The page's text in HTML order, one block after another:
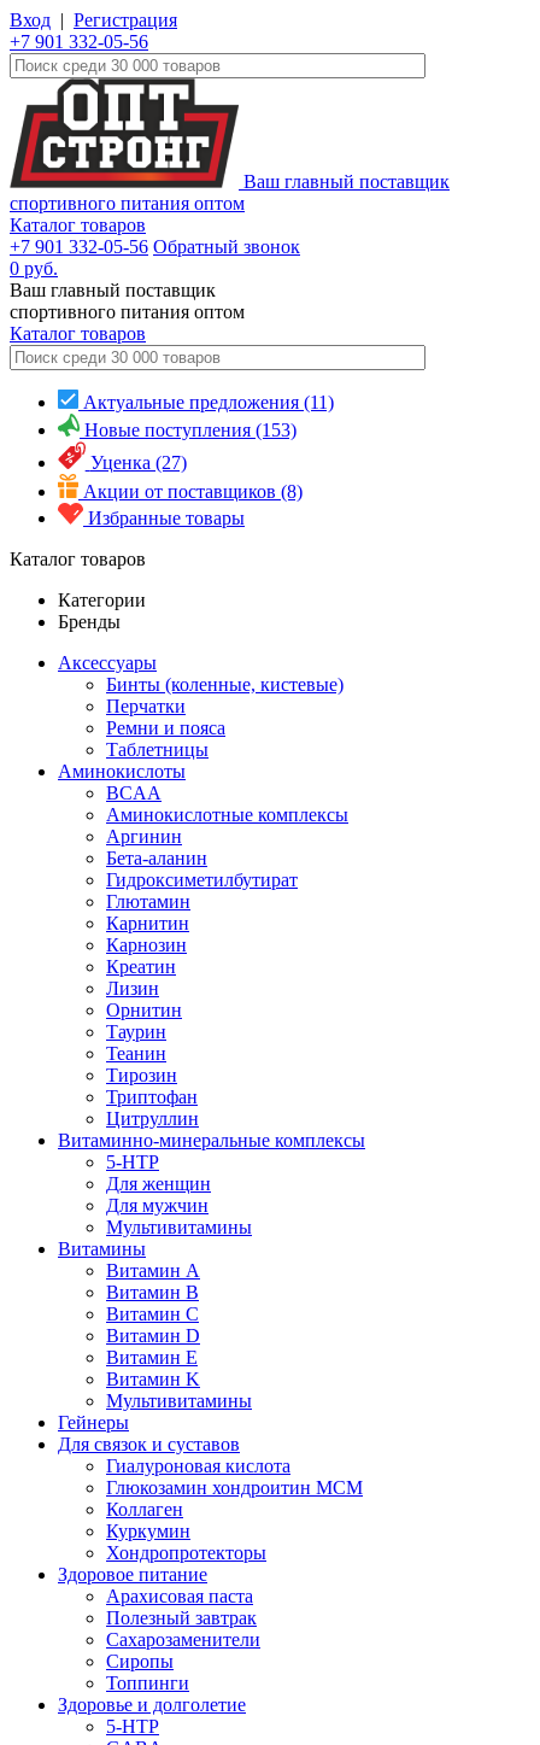
Вход | Регистрация
+7 901 332-05-56
Ваш главный поставщик
спортивного питания оптом
Каталог товаров
+7 901 332-05-56 Обратный звонок
0 руб.
Ваш главный поставщик
спортивного питания оптом
Каталог товаров
Актуальные предложения (11)
Новые поступления (153)
Уценка (27)
Акции от поставщиков (8)
Избранные товары
Каталог товаров
Категории
Бренды
Аксессуары
Бинты (коленные, кистевые)
Перчатки
Ремни и пояса
Таблетницы
Аминокислоты
BCAA
Аминокислотные комплексы
Аргинин
Бета-аланин
Гидроксиметилбутират
Глютамин
Карнитин
Карнозин
Креатин
Лизин
Орнитин
Таурин
Теанин
Тирозин
Триптофан
Цитруллин
Витаминно-минеральные комплексы
5-HTP
Для женщин
Для мужчин
Мультивитамины
Витамины
Витамин A
Витамин B
Витамин C
Витамин D
Витамин E
Витамин K
Мультивитамины
Гейнеры
Для связок и суставов
Гиалуроновая кислота
Глюкозамин хондроитин МСМ
Коллаген
Куркумин
Хондропротекторы
Здоровое питание
Арахисовая паста
Полезный завтрак
Сахарозаменители
Сиропы
Топпинги
Здоровье и долголетие
5-HTP